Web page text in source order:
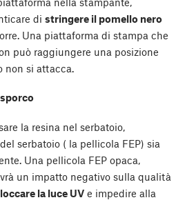
di stringere il pomello nero
Una piattaforma di stampa che
può raggiungere una posizione
non si attacca.
la resina nel serbatoio,
serbatoio ( la pellicola FEP) sia
Una pellicola FEP opaca,
un impatto negativo sulla qualità
la luce UV e impedire alla